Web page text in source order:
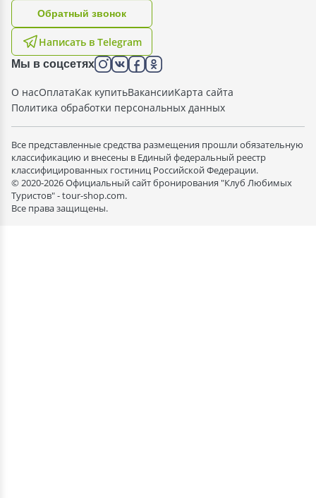
Написать в Telegram
Oбратный звонок
Мы в соцсетях
О насОплатаКак купитьВакансииКарта сайта
Политика обработки персональных данных
Все представленные средства размещения прошли обязательную
классификацию и внесены в Единый федеральный реестр
классифицированных гостиниц Российской Федерации.
© 2020-2026 Официальный сайт бронирования "Клуб Любимых
Туристов" - tour-shop.com.
Все права защищены.